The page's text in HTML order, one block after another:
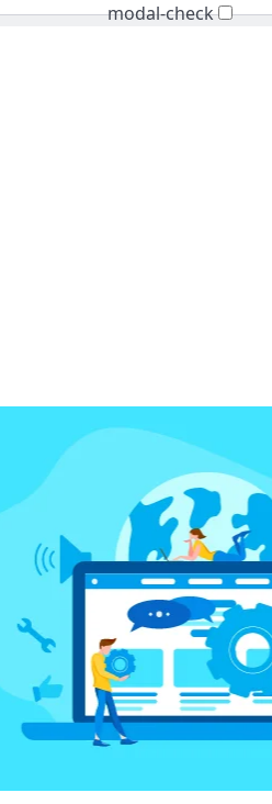
Hosting yang Tidak Lagi
Hosting
modal-check